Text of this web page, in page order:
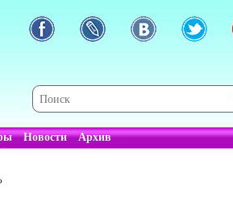
Новости Архив